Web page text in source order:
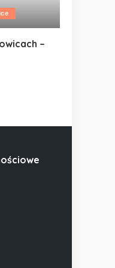
–